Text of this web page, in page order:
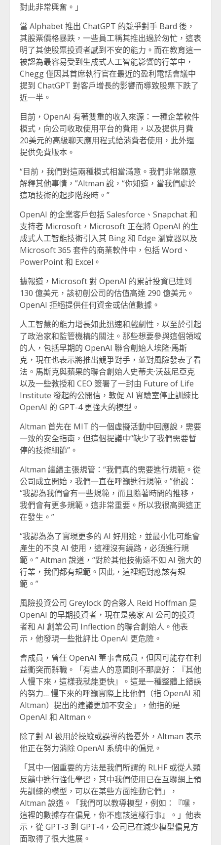
對此非常興奮。」
當 Alphabet 推出 ChatGPT 的競爭對手 Bard 後，
其股票價格暴跌，一些員工稱其推出過於匆忙，這表
明了其使股票投資者感到不安的能力。而在教育這一
被認為最容易受到生成式人工智能影響的行業中，
Chegg 僅因其首席執行官在最近的盈利電話會議中
提到 ChatGPT 對客戶增長的影響而導致股票下跌了
近一半。
目前，OpenAI 有著雙重的收入來源：一種企業軟件
模式，向公司收取使用平台的費用，以及提供月費
20美元的高級聊天應用程式給消費者使用，此外還
提供免費版本。
“目前，我們對這兩種模式相當滿意。我們非常願意
解釋其他事情，”Altman 說，“你知道，當我們處於
這項技術的起步階段時。”
OpenAI 的企業客戶包括 Salesforce、Snapchat 和
支持者 Microsoft，Microsoft 正在將 OpenAI 的生
成式人工智能技術引入其 Bing 和 Edge 瀏覽器以及
Microsoft 365 套件的商業軟件中，包括 Word、
PowerPoint 和 Excel。
據報道，Microsoft 對 OpenAI 的累計投資已達到
130 億美元，該初創公司的估值高達 290 億美元。
OpenAI 拒絕提供任何資金或估值數據。
人工智慧的能力增長如此迅速和戲劇性，以至於引起
了政治家和監管機構的關注。那些想要參與這個領域
的人，包括早期的 OpenAI 聯合創始人埃隆·馬斯
克，現在也表示將推出競爭對手，並對風險發表了看
法。馬斯克與蘋果的聯合創始人史蒂夫·沃茲尼亞克
以及一些教授和 CEO 簽署了一封由 Future of Life
Institute 發起的公開信，敦促 AI 實驗室停止訓練比
OpenAI 的 GPT-4 更強大的模型。
Altman 首先在 MIT 的一個虛擬活動中回應說，需要
一致的安全指南，但這個提議中“缺少了我們需要暫
停的技術細節”。
Altman 繼續主張規管：“我們真的需要進行規範。從
公司成立開始，我們一直在呼籲進行規範。”他說：
“我認為我們會有一些規範，而且隨著時間的推移，
我們會有更多規範。這非常重要。所以我很高興這正
在發生。”
“我認為為了實現更多的 AI 好用途，並最小化可能會
產生的不良 AI 使用，這裡沒有繞路，必須進行規
範。” Altman 說道，“對於其他技術遠不如 AI 強大的
行業，我們都有規範。因此，這裡絕對應該有規
範。”
風險投資公司 Greylock 的合夥人 Reid Hoffman 是
OpenAI 的早期投資者，現在是幾家 AI 公司的投資
者和 AI 創業公司 Inflection 的聯合創始人。他表
示，他發現一些批評比 OpenAI 更危險。
會成員，曾任 OpenAI 董事會成員，但因可能存在利
益衝突而辭職。「有些人的意圖則不那麼好：『其他
人慢下來，這樣我就能更快』。這是一種整體上錯誤
的努力… 慢下來的呼籲實際上比他們（指 OpenAI 和
Altman）提出的建議更加不安全」，他指的是
OpenAI 和 Altman。
除了對 AI 被用於操縱或誤導的擔憂外，Altman 表示
他正在努力消除 OpenAI 系統中的偏見。
「其中一個重要的方法是我們所謂的 RLHF 或從人類
反饋中進行強化學習，其中我們使用已在互聯網上預
先訓練的模型，可以在某些方面推動它們」，
Altman 說道。「我們可以教導模型，例如：『嘿，
這裡的數據存在偏見，你不應該這樣行事』。」他表
示，從 GPT-3 到 GPT-4，公司已在減少模型偏見方
面取得了很大進展。